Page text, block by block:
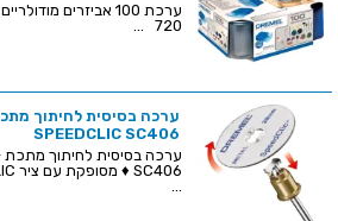
720 ...
SPEEDCLIC SC406